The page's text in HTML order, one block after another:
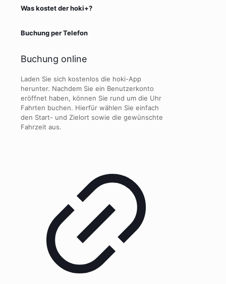
Was kostet der hoki+?
Buchung per Telefon
Buchung online
Laden Sie sich kostenlos die hoki-App
herunter. Nachdem Sie ein Benutzerkonto
eröffnet haben, können Sie rund um die Uhr
Fahrten buchen. Hierfür wählen Sie einfach
den Start- und Zielort sowie die gewünschte
Fahrzeit aus.